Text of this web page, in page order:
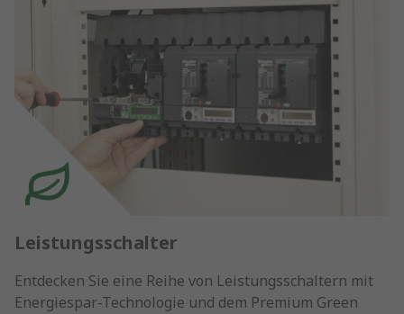
Leistungsschalter
Entdecken Sie eine Reihe von Leistungsschaltern mit
Energiespar-Technologie und dem Premium Green